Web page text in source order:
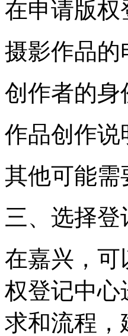
在申请版权
摄影作品的
创作者的身
作品创作说
其他可能需
三、选择登
在嘉兴，可
权登记中心
求和流程，